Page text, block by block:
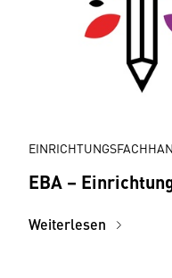
EBA –
Weiterlesen